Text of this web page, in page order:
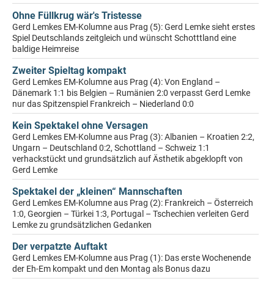
Ohne Füllkrug wär's Tristesse
Gerd Lemkes EM-Kolumne aus Prag (5): Gerd Lemke sieht erstes
Spiel Deutschlands zeitgleich und wünscht Schotttland eine
baldige Heimreise
Zweiter Spieltag kompakt
Gerd Lemkes EM-Kolumne aus Prag (4): Von England –
Dänemark 1:1 bis Belgien – Rumänien 2:0 verpasst Gerd Lemke
nur das Spitzenspiel Frankreich – Niederland 0:0
Kein Spektakel ohne Versagen
Gerd Lemkes EM-Kolumne aus Prag (3): Albanien – Kroatien 2:2,
Ungarn – Deutschland 0:2, Schottland – Schweiz 1:1
verhackstückt und grundsätzlich auf Ästhetik abgeklopft von
Gerd Lemke
Spektakel der „kleinen“ Mannschaften
Gerd Lemkes EM-Kolumne aus Prag (2): Frankreich – Österreich
1:0, Georgien – Türkei 1:3, Portugal – Tschechien verleiten Gerd
Lemke zu grundsätzlichen Gedanken
Der verpatzte Auftakt
Gerd Lemkes EM-Kolumne aus Prag (1): Das erste Wochenende
der Eh-Em kompakt und den Montag als Bonus dazu